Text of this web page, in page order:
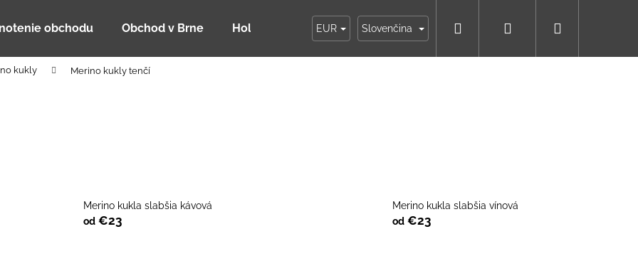
obchodu Obchod v Brne Holky Dupeťačky Moja objednávka
EUR Slovenčina Prihlásenie
kukly Merino kukly tenčí
Merino kukla slabšia kávová
od€23
Merino kukla slabšia vínová
od €23
Čo potrebujete nájsť?